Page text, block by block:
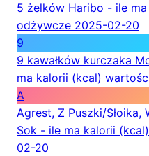
5 żelków Haribo - ile
odżywcze 2025-02-20
9
9 kawałków kurczaka
ma kalorii (kcal)
A
Agrest, Z Puszki/Słoika,
Sok - ile ma kalorii
02-20